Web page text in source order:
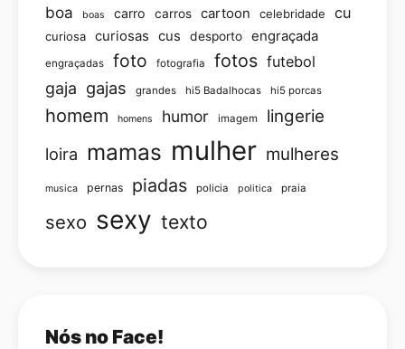
boa boas carro carros cartoon celebridade cu
curiosa curiosas cus desporto engraçada
engraçadas foto fotografia fotos futebol
gaja gajas grandes hi5 Badalhocas hi5 porcas
homem homens humor imagem lingerie
loira mamas mulher mulheres
musica pernas piadas policia politica praia
sexo sexy texto
Nós no Face!